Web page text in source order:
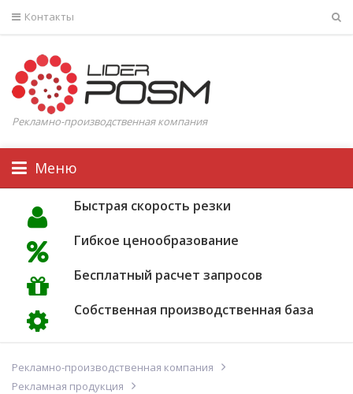
Контакты
Рекламно-производственная компания
Меню
Быстрая скорость резки
Гибкое ценообразование
Бесплатный расчет запросов
Собственная производственная база
Рекламно-производственная компания
Рекламная продукция